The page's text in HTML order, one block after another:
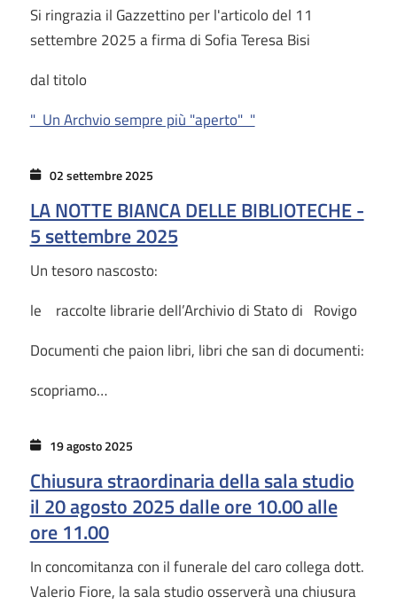
Si ringrazia il Gazzettino per l'articolo del 11
settembre 2025 a firma di Sofia Teresa Bisi
dal titolo
" Un Archvio sempre più "aperto" "
02 settembre 2025
LA NOTTE BIANCA DELLE BIBLIOTECHE -
5 settembre 2025
Un tesoro nascosto:
le raccolte librarie dell’Archivio di Stato di Rovigo
Documenti che paion libri, libri che san di documenti:
scopriamo…
19 agosto 2025
Chiusura straordinaria della sala studio
il 20 agosto 2025 dalle ore 10.00 alle
ore 11.00
In concomitanza con il funerale del caro collega dott.
Valerio Fiore, la sala studio osserverà una chiusura